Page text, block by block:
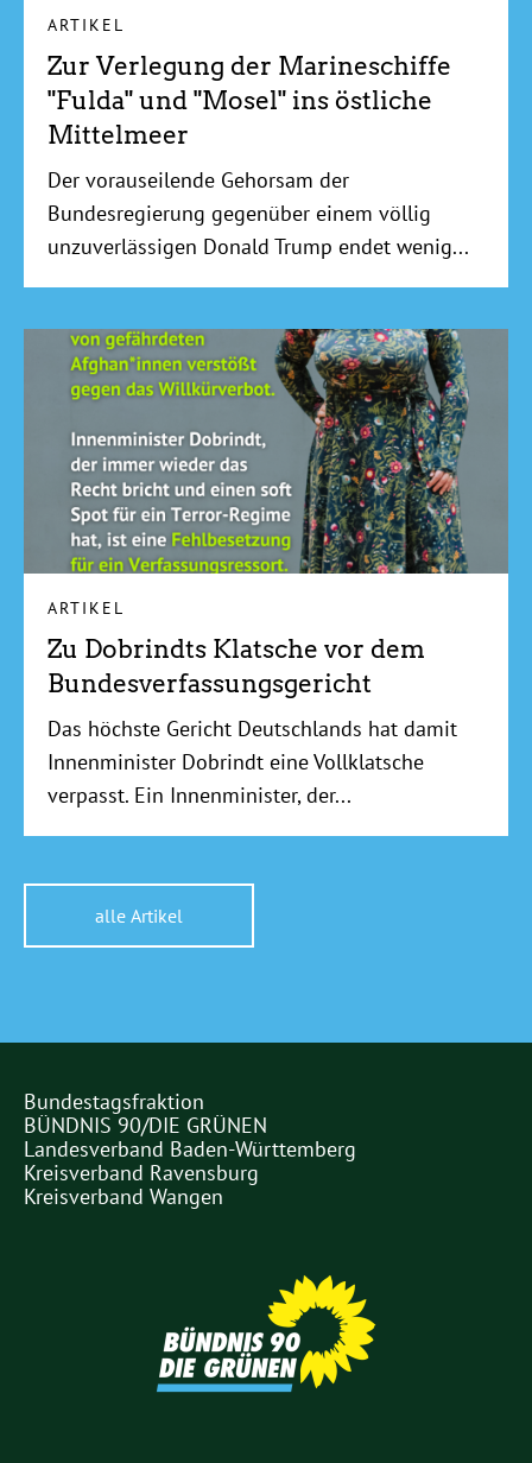
ARTIKEL
Zur Verlegung der Marineschiffe
"Fulda" und "Mosel" ins östliche
Mittelmeer
Der vorauseilende Gehorsam der
Bundesregierung gegenüber einem völlig
unzuverlässigen Donald Trump endet wenig...
ARTIKEL
Zu Dobrindts Klatsche vor dem
Bundesverfassungsgericht
Das höchste Gericht Deutschlands hat damit
Innenminister Dobrindt eine Vollklatsche
verpasst. Ein Innenminister, der...
alle Artikel
Partner
Links
Bundestagsfraktion
BÜNDNIS 90/DIE GRÜNEN
Landesverband Baden-Württemberg
Kreisverband Ravensburg
Kreisverband Wangen